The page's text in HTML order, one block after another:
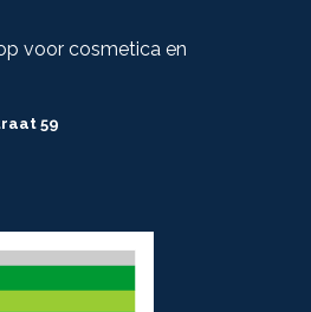
voor cosmetica en
59